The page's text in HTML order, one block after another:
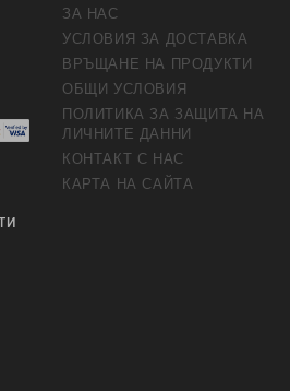
ЗА НАС
УСЛОВИЯ ЗА ДОСТАВКА
ВРЪЩАНЕ НА ПРОДУКТИ
ОБЩИ УСЛОВИЯ
ПОЛИТИКА ЗА ЗАЩИТА НА
ЛИЧНИТЕ ДАННИ
КОНТАКТ С НАС
КАРТА НА САЙТА